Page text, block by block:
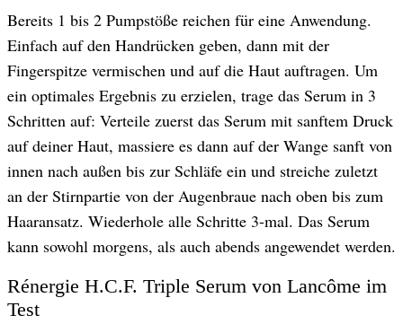
Bereits 1 bis 2 Pumpstöße reichen für eine Anwendung.
Einfach auf den Handrücken geben, dann mit der
Fingerspitze vermischen und auf die Haut auftragen. Um
ein optimales Ergebnis zu erzielen, trage das Serum in 3
Schritten auf: Verteile zuerst das Serum mit sanftem Druck
auf deiner Haut, massiere es dann auf der Wange sanft von
innen nach außen bis zur Schläfe ein und streiche zuletzt
an der Stirnpartie von der Augenbraue nach oben bis zum
Haaransatz. Wiederhole alle Schritte 3-mal. Das Serum
kann sowohl morgens, als auch abends angewendet werden.
Rénergie H.C.F. Triple Serum von Lancôme im
Test